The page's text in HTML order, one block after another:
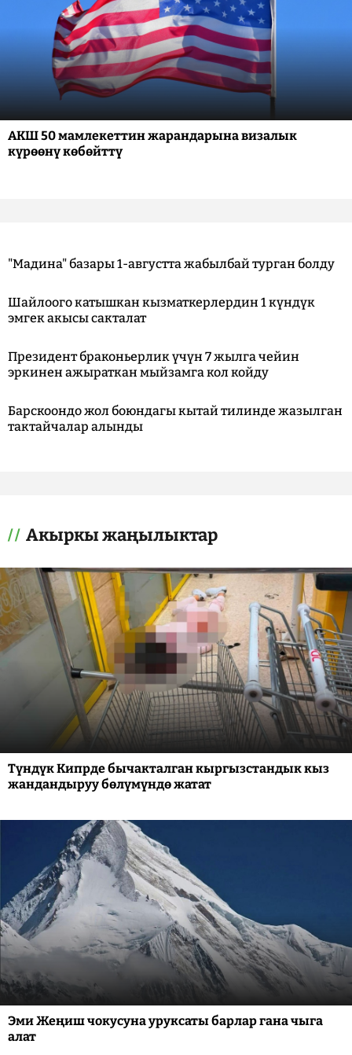
АКШ 50 мамлекеттин жарандарына визалык
күрөөнү көбөйттү
"Мадина" базары 1-августта жабылбай турган болду
Шайлоого катышкан кызматкерлердин 1 күндүк
эмгек акысы сакталат
Президент браконьерлик үчүн 7 жылга чейин
эркинен ажыраткан мыйзамга кол койду
Барскоондо жол боюндагы кытай тилинде жазылган
тактайчалар алынды
Акыркы жаңылыктар
Түндүк Кипрде бычакталган кыргызстандык кыз
жандандыруу бөлүмүндө жатат
Эми Жеңиш чокусуна уруксаты барлар гана чыга
алат